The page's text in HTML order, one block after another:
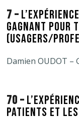
7 –
GAGNANT POUR
(USAGERS/
Damien OUDOT –
70 –
PATIENTS ET